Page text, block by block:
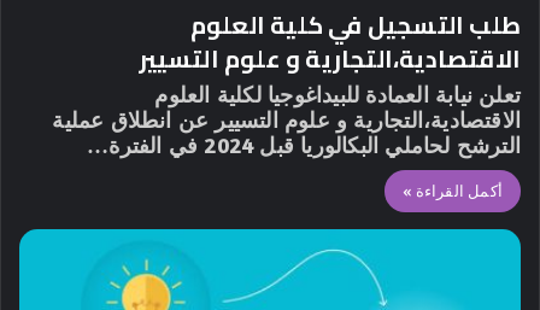
طلب التسجيل في كلية العلوم
الاقتصادية،التجارية و علوم التسيير
تعلن نيابة العمادة للبيداغوجيا لكلية العلوم
الاقتصادية،التجارية و علوم التسيير عن انطلاق عملية
الترشح لحاملي البكالوريا قبل 2024 في الفترة…
أكمل القراءة »